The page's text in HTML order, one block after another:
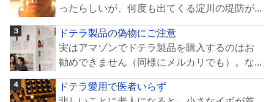
ったらしいが、何度も出てくる淀川の堤防が...
ドテラ製品の偽物にご注意
実はアマゾンでドテラ製品を購入するのはお
勧めできません（同様にメルカリでも）。な...
ドテラ愛用で医者いらず